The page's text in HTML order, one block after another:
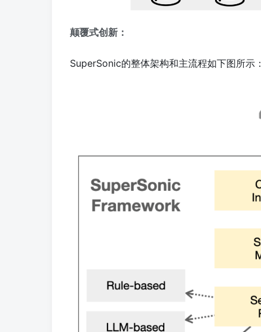
颠覆式创新：
SuperSonic的整体架构和主流程如下图所示：